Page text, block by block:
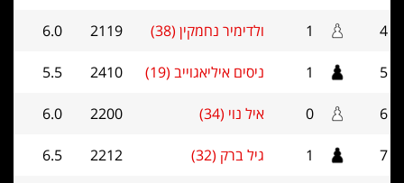
4
1 ולדימיר נחמקין (38) 2119
6.0
5
1 ניסים איליאגוייב (19) 2410
5.5
6
0 איל נוי (34) 2200
6.0
7
1 גיל ברק (32) 2212
6.5